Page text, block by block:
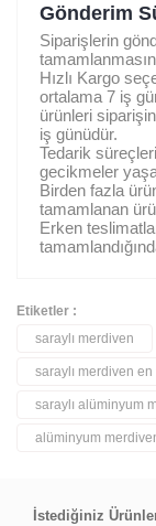
Gönderim
Siparişlerin
Hızlı Kargo
ortalama 7 iş
ürünleri
iş günüdür.
Tedarik
gecikmeler
Birden fazla
tamamlanan
Erken
Etiketler :
saraylı merdiven
saraylı merdiven en
saraylı alüminyum
alüminyum
İstediğiniz